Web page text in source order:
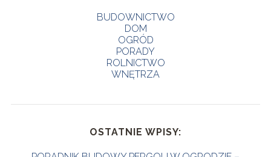
BUDOWNICTWO
DOM
OGRÓD
PORADY
ROLNICTWO
WNĘTRZA
OSTATNIE WPISY: